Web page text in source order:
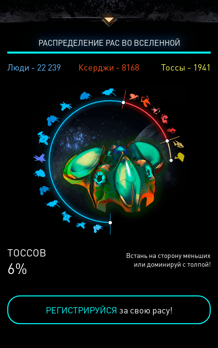
РАСПРЕДЕЛЕНИЕ РАС ВО ВСЕЛЕННОЙ
Люди - 22 239 Ксерджи - 8168 Тоссы - 1941
ЛЮДЕЙ
68%
Встань на сторону меньших
или доминируй с толпой!
РЕГИСТРИРУЙСЯ за свою расу!